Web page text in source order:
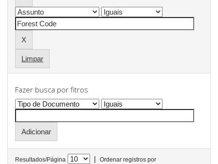
Limpar
Fazer busca por fitros
Resultados/Página |
Ordenar registros por